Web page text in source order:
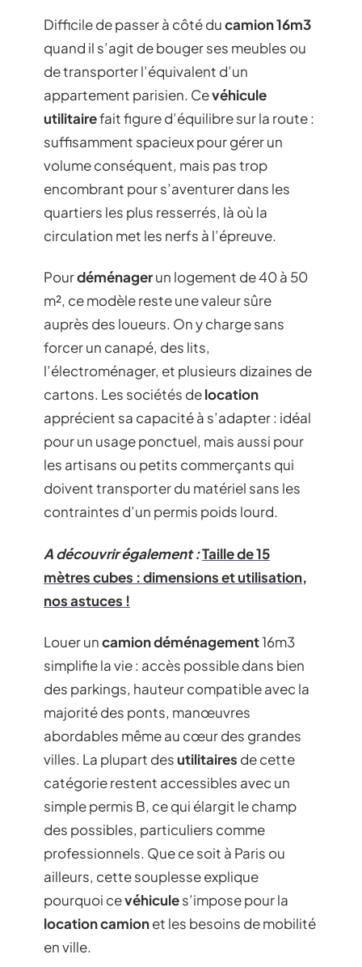
Difficile de passer à côté ducamion 16m3
quand il s’agit de bouger ses meubles ou
de transporter l’équivalent d’un
appartement parisien. Cevéhicule
utilitairefait figure d’équilibre sur la route :
suffisamment spacieux pour gérer un
volume conséquent, mais pas trop
encombrant pour s’aventurer dans les
quartiers les plus resserrés, là où la
circulation met les nerfs à l’épreuve.
Pourdéménagerun logement de 40 à 50
m², ce modèle reste une valeur sûre
auprès des loueurs. On y charge sans
forcer un canapé, des lits,
l’électroménager, et plusieurs dizaines de
cartons. Les sociétés delocation
apprécient sa capacité à s’adapter : idéal
pour un usage ponctuel, mais aussi pour
les artisans ou petits commerçants qui
doivent transporter du matériel sans les
contraintes d’un permis poids lourd.
A découvrir également :Taille de 15
mètres cubes : dimensions et utilisation,
nos astuces !
Louer uncamion déménagement16m3
simplifie la vie : accès possible dans bien
des parkings, hauteur compatible avec la
majorité des ponts, manœuvres
abordables même au cœur des grandes
villes. La plupart desutilitaires de cette
catégorie restent accessibles avec un
simple permis B, ce qui élargit le champ
des possibles, particuliers comme
professionnels. Que ce soit à Paris ou
ailleurs, cette souplesse explique
pourquoi cevéhicules’impose pour la
location camionet les besoins de mobilité
en ville.